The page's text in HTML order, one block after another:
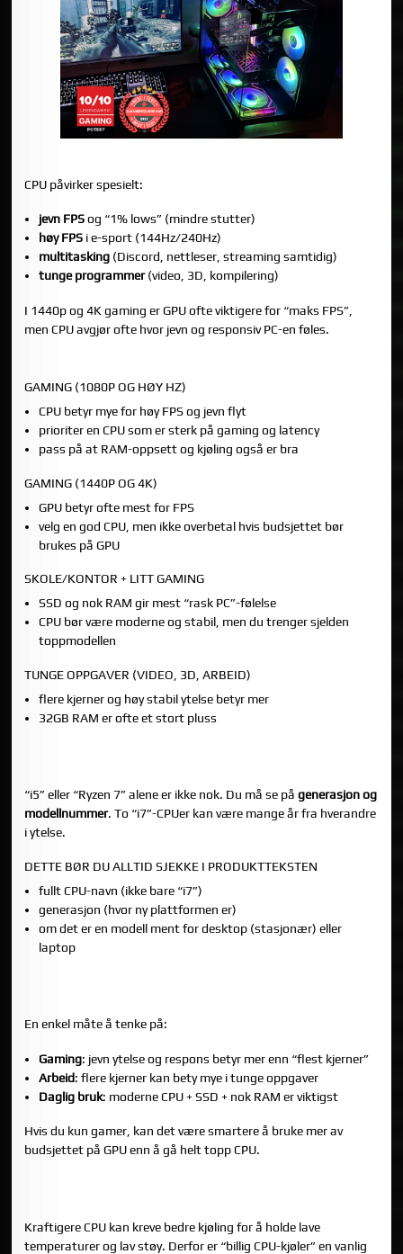
CPU påvirker spesielt:
jevn FPSog “1% lows” (mindre stutter)
høy FPSi e-sport (144Hz/240Hz)
multitasking(Discord, nettleser, streaming samtidig)
tunge programmer(video, 3D, kompilering)
I 1440p og 4K gaming er GPU ofte viktigere for “maks FPS”,
men CPU avgjør ofte hvor jevn og responsiv PC-en føles.
GAMING (1080P OG HØY HZ)
CPU betyr mye for høy FPS og jevn flyt
prioriter en CPU som er sterk på gaming og latency
pass på at RAM-oppsett og kjøling også er bra
GAMING (1440P OG 4K)
GPU betyr ofte mest for FPS
velg en god CPU, men ikke overbetal hvis budsjettet bør
brukes på GPU
SKOLE/KONTOR + LITT GAMING
SSD og nok RAM gir mest “rask PC”-følelse
CPU bør være moderne og stabil, men du trenger sjelden
toppmodellen
TUNGE OPPGAVER (VIDEO, 3D, ARBEID)
flere kjerner og høy stabil ytelse betyr mer
32GB RAM er ofte et stort pluss
“i5” eller “Ryzen 7” alene er ikke nok. Du må se pågenerasjon og
modellnummer. To “i7”-CPUer kan være mange år fra hverandre
i ytelse.
DETTE BØR DU ALLTID SJEKKE I PRODUKTTEKSTEN
fullt CPU-navn (ikke bare “i7”)
generasjon (hvor ny plattformen er)
om det er en modell ment for desktop (stasjonær) eller
laptop
En enkel måte å tenke på:
Gaming: jevn ytelse og respons betyr mer enn “flest kjerner”
Arbeid: flere kjerner kan bety mye i tunge oppgaver
Daglig bruk: moderne CPU + SSD + nok RAM er viktigst
Hvis du kun gamer, kan det være smartere å bruke mer av
budsjettet på GPU enn å gå helt topp CPU.
Kraftigere CPU kan kreve bedre kjøling for å holde lave
temperaturer og lav støy. Derfor er “billig CPU-kjøler” en vanlig